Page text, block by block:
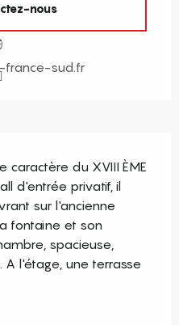
nous
sud.fr
caractère du XVIII ÈME
d'entrée privatif, il
sur l'ancienne
fontaine et son
spacieuse,
l'étage, une terrasse